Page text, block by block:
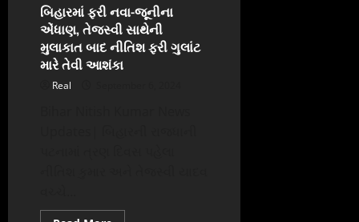
બિહારમાં ફરી નવા-જૂનીના
એંધાણ, તેજસ્વી સાથેની
મુલાકાત બાદ નીતિશ ફરી ગુલાંટ
મારે તેવી આશંકા
Real